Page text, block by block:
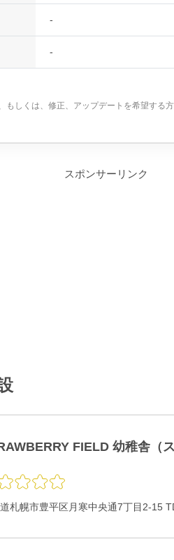
-
-
もしくは、修正、アップデートを希望する
スポンサーリンク
FIELD 幼稚舎（
札幌市豊平区月寒中央通7丁目2-15